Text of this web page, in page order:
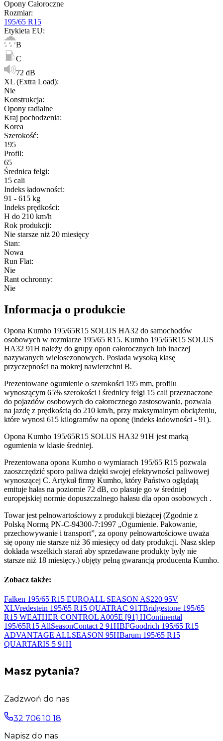
Opony Całoroczne
Rozmiar:
195/65 R15
Etykieta EU:
B
C
72 dB
XL (Extra Load):
Nie
Konstrukcja:
Opony radialne
Kraj pochodzenia:
Korea
Szerokość:
195
Profil:
65
Średnica felgi:
15 cali
Indeks ładowności:
91 - 615 kg
Indeks prędkości:
H do 210 km/h
Rok produkcji:
Nie starsze niż 20 miesięcy
Stan:
Nowa
Run Flat:
Nie
Rant ochronny:
Nie
Informacja o produkcie
Opona Kumho 195/65R15 SOLUS HA32 do samochodów
osobowych w rozmiarze 195/65 R15. Kumho 195/65R15 SOLUS
HA32 91H należy do grupy opon całorocznych lub inaczej
nazywanych wielosezonowych. Posiada wysoką klasę
przyczepności na mokrej nawierzchni B.
Prezentowane ogumienie o szerokości 195 mm, profilu
wynoszącym 65% szerokości i średnicy felgi 15 cali przeznaczone
do pojazdów osobowych do całorocznego zastosowania, pozwala
na jazdę z prędkością do 210 km/h, przy maksymalnym obciążeniu,
które wynosi 615 kilogramów na oponę (indeks ładowności - 91).
Opona Kumho 195/65R15 SOLUS HA32 91H jest marką
ogumienia w klasie średniej.
Prezentowana opona Kumho o wymiarach 195/65 R15 pozwala
zaoszczędzić sporo paliwa dzięki swojej efektywności paliwowej
wynoszącej C. Artykuł firmy Kumho, który Państwo oglądają
emituje hałas na poziomie 72 dB, co plasuje go w średniej
europejskiej normie dopuszczalnego hałasu dla opon osobowych .
Towar jest pełnowartościowy z produkcji bieżącej (Zgodnie z
Polską Normą PN-C-94300-7:1997 „Ogumienie. Pakowanie,
przechowywanie i transport”, za opony pełnowartościowe uważa
się opony nie starsze niż 36 miesięcy od daty produkcji. Nasz sklep
dokłada wszelkich starań aby sprzedawane produkty były nie
starsze niż 18 miesięcy.) objęty pełną gwarancją producenta Kumho.
Zobacz także:
Falken 195/65 R15 EUROALL SEASON AS220 95V
XLVredestein 195/65 R15 QUATRAC 91TBridgestone 195/65
R15 WEATHER CONTROL A005E [91] HContinental
195/65R15 AllSeasonContact 2 91HBFGoodrich 195/65 R15
ADVANTAGE ALLSEASON 95HBarum 195/65 R15
QUARTARIS 5 91H
Masz pytania?
Zadzwoń do nas
32 706 10 18
Napisz do nas